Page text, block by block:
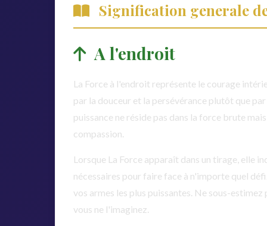
Signification generale
A l'endroit
La Force à l'endroit représente le courage
par la douceur et la persévérance plutôt que
puissance ne réside pas dans la force brute
compassion.
Lorsque La Force apparaît dans un tirage, elle
nécessaires pour faire face à n'importe quel
vos armes les plus puissantes. Ne sous-
vous ne l'imaginez.